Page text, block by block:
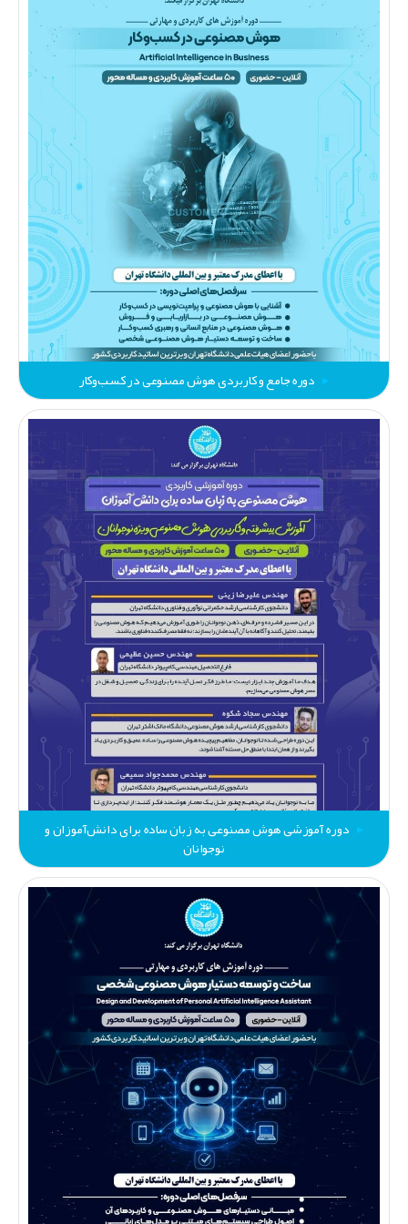
دوره جامع و کاربردی هوش مصنوعی در کسب‌وکار
دوره آموزشی هوش مصنوعی به زبان ساده برای دانش‌آموزان و
نوجوانان